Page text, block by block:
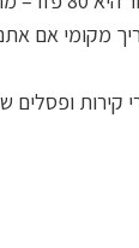
מקומי אם
קירות